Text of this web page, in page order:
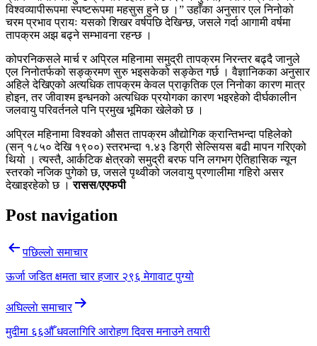
विश्वव्यापीरूपमा स्पष्टरूपमा महसुस हुने छ ।” उहाँका अनुसार एल निनोको
चरम प्रभाव प्रायः यसको शिखर वर्षपछि देखिन्छ, जसले गर्दा आगामी वर्षमा
तापक्रम अझ बढ्ने सम्भावना रहन्छ ।
कोपरनिकसले मार्च र अप्रिल महिनामा समुद्री तापक्रम निरन्तर बढ्दै जानुले
एल निनोतर्फको सङ्क्रमण सुरु भइसकेको सङ्केत गर्छ । वैज्ञानिकका अनुसार
अहिले देखिएको अत्यधिक तापक्रम केवल प्राकृतिक एल निनोका कारण मात्र
होइन, तर जीवाश्म इन्धनको अत्यधिक प्रयोगका कारण भइरहेको दीर्घकालीन
जलवायु परिवर्तनले पनि प्रमुख भूमिका खेलेको छ ।
अप्रिल महिनामा विश्वको औसत तापक्रम औद्योगिक क्रान्तिभन्दा पहिलेको
(सन् १८५० देखि १९००) स्तरभन्दा १.४३ डिग्री सेल्सियस बढी मापन गरिएको
थियो । त्यस्तै, आर्कटिक क्षेत्रको समुद्री बरफ पनि लगभग ऐतिहासिक न्यून
स्तरको नजिक पुगेको छ, जसले पृथ्वीको जलवायु प्रणालीमा गहिरो असर
देखाइरहेको छ ।रासस/एएफपी
Post navigation
पछिल्लाे समाचार
ऊर्जा जडित क्षमता चार हजार २९६ मेगावाट पुग्यो
अघिल्लाे समाचार
मुदीमा ६६औँ धवलागिरि आरोहण दिवस मनाउने तयारी